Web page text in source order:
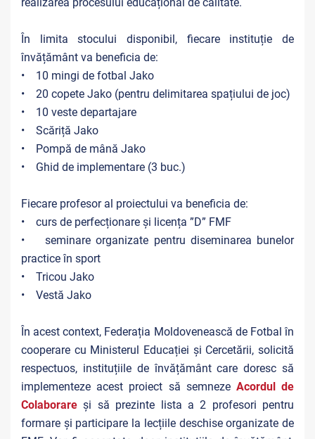
În limita stocului disponibil, fiecare instituție de
învățământ va beneficia de:
• 10 mingi de fotbal Jako
• 20 copete Jako (pentru delimitarea spațiului de joc)
• 10 veste departajare
• Scăriță Jako
• Pompă de mână Jako
• Ghid de implementare (3 buc.)
Fiecare profesor al proiectului va beneficia de:
• curs de perfecționare și licența ”D” FMF
• seminare organizate pentru diseminarea bunelor
practice în sport
• Tricou Jako
• Vestă Jako
În acest context, Federația Moldovenească de Fotbal în
cooperare cu Ministerul Educației și Cercetării, solicită
respectuos, instituțiile de învățământ care doresc să
implementeze acest proiect să semneze Acordul de
Colaborareși să prezinte lista a 2 profesori pentru
formare și participare la lecțiile deschise organizate de